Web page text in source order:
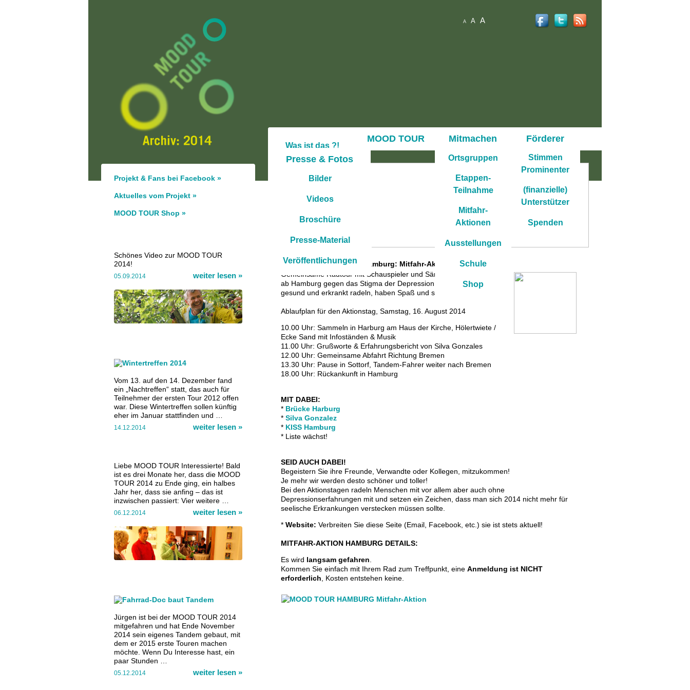
A A A
MOOD TOUR
Was ist das ?!
Selbsthilfe
Archiv: MT 2012
Mitmachen
Ortsgruppen
Etappen-
Teilnahme
Mitfahr-
Aktionen
Ausstellungen
Schule
Shop
Förderer
Stimmen
Prominenter
(finanzielle)
Unterstützer
Spenden
Presse & Fotos
Bilder
Videos
Broschüre
Presse-Material
Veröffentlichungen
Projekt & Fans bei Facebook »
Aktuelles vom Projekt »
MOOD TOUR Shop »
Schönes Video zur MOOD TOUR
2014!
05.09.2014 weiter lesen »
Vom 13. auf den 14. Dezember fand
ein „Nachtreffen“ statt, das auch für
Teilnehmer der ersten Tour 2012 offen
war. Diese Wintertreffen sollen künftig
eher im Januar stattfinden und …
14.12.2014 weiter lesen »
Liebe MOOD TOUR Interessierte! Bald
ist es drei Monate her, dass die MOOD
TOUR 2014 zu Ende ging, ein halbes
Jahr her, dass sie anfing – das ist
inzwischen passiert: Vier weitere …
06.12.2014 weiter lesen »
Jürgen ist bei der MOOD TOUR 2014
mitgefahren und hat Ende November
2014 sein eigenes Tandem gebaut, mit
dem er 2015 erste Touren machen
möchte. Wenn Du Interesse hast, ein
paar Stunden …
05.12.2014 weiter lesen »
16.8.2014 MOOD TOUR Hamburg: Mitfahr-Aktion
Gemeinsame Radtour mit Schauspieler und Sänger Silva Gonzalez
ab Hamburg gegen das Stigma der Depression: Jung und alt,
gesund und erkrankt radeln, haben Spaß und setzen ein Zeichen.
Ablaufplan für den Aktionstag, Samstag, 16. August 2014
10.00 Uhr: Sammeln in Harburg am Haus der Kirche, Hölertwiete /
Ecke Sand mit Infoständen & Musik
11.00 Uhr: Grußworte & Erfahrungsbericht von Silva Gonzales
12.00 Uhr: Gemeinsame Abfahrt Richtung Bremen
13.30 Uhr: Pause in Sottorf, Tandem-Fahrer weiter nach Bremen
18.00 Uhr: Rückankunft in Hamburg
MIT DABEI:
* Brücke Harburg
* Silva Gonzalez
* KISS Hamburg
* Liste wächst!
SEID AUCH DABEI!
Begeistern Sie ihre Freunde, Verwandte oder Kollegen, mitzukommen!
Je mehr wir werden desto schöner und toller!
Bei den Aktionstagen radeln Menschen mit vor allem aber auch ohne
Depressionserfahrungen mit und setzen ein Zeichen, dass man sich 2014 nicht mehr für
seelische Erkrankungen verstecken müssen sollte.
* Website: Verbreiten Sie diese Seite (Email, Facebook, etc.) sie ist stets aktuell!
MITFAHR-AKTION HAMBURG DETAILS:
Es wird langsam gefahren
Kommen Sie einfach mit Ihrem Rad zum Treffpunkt, eine Anmeldung ist NICHT
erforderlich , Kosten entstehen keine.